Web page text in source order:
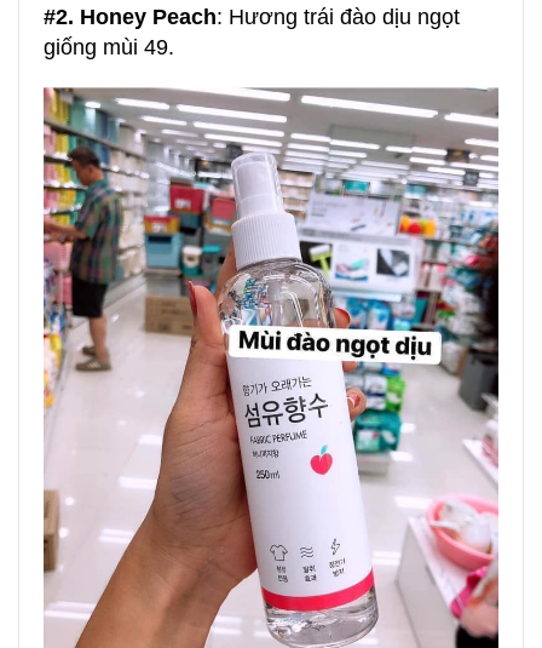
#2. Honey Peach: Hương trái đào dịu ngọt
giống mùi 49.